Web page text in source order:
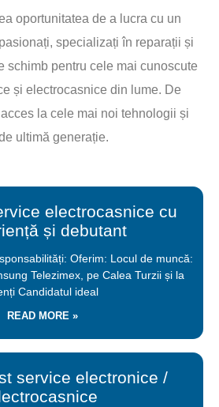
oportunitatea de a lucra cu un
specializați în reparații și
schimb pentru cele mai cunoscute
și electrocasnice din lume. De
la cele mai noi tehnologii și
ultimă generație.
electrocasnice cu
și debutant
Oferim: Locul de muncă:
Telezimex, pe Calea Turzii și la
Candidatul ideal
READ MORE »
service electronice /